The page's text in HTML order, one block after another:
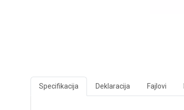
Specifikacija Deklaracija Fajlovi